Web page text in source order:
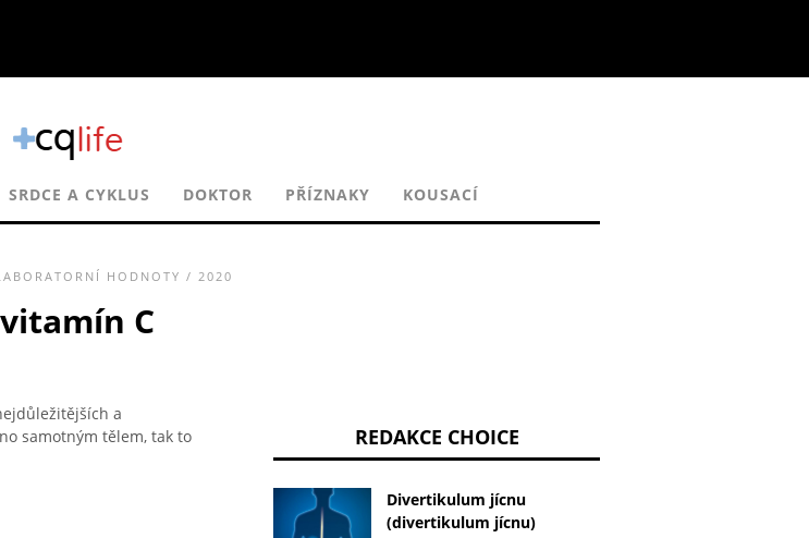
SRDCE A CYKLUS DOKTOR PŘÍZNAKY KOUSACÍ
HODNOTY / 2020
vitamín C
a
samotným tělem, tak to
REDAKCE CHOICE
Divertikulum jícnu
(divertikulum jícnu)